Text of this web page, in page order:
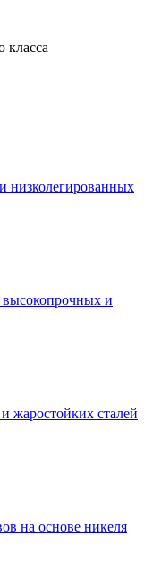
класса
низколегированных
и
жаростойких сталей
на основе никеля